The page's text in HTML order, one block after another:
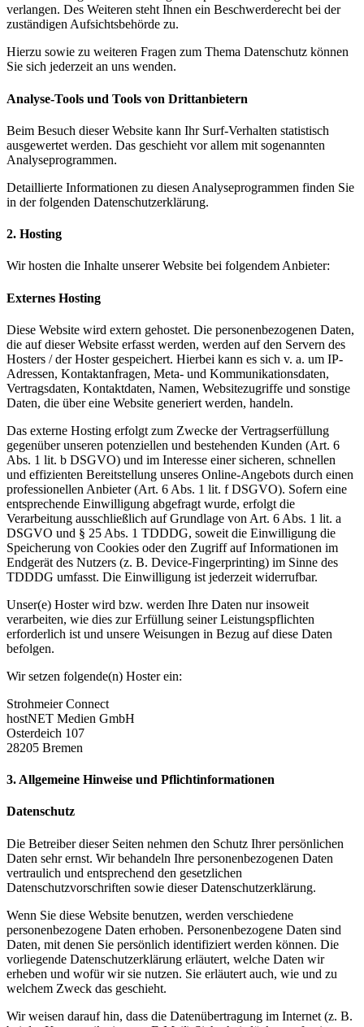
verlangen. Des Weiteren steht Ihnen ein Beschwerderecht bei der
zuständigen Aufsichtsbehörde zu.
Hierzu sowie zu weiteren Fragen zum Thema Datenschutz können
Sie sich jederzeit an uns wenden.
Analyse-Tools und Tools von Dritt­anbietern
Beim Besuch dieser Website kann Ihr Surf-Verhalten statistisch
ausgewertet werden. Das geschieht vor allem mit sogenannten
Analyseprogrammen.
Detaillierte Informationen zu diesen Analyseprogrammen finden Sie
in der folgenden Datenschutzerklärung.
2. Hosting
Wir hosten die Inhalte unserer Website bei folgendem Anbieter:
Externes Hosting
Diese Website wird extern gehostet. Die personenbezogenen Daten,
die auf dieser Website erfasst werden, werden auf den Servern des
Hosters / der Hoster gespeichert. Hierbei kann es sich v. a. um IP-
Adressen, Kontaktanfragen, Meta- und Kommunikationsdaten,
Vertragsdaten, Kontaktdaten, Namen, Websitezugriffe und sonstige
Daten, die über eine Website generiert werden, handeln.
Das externe Hosting erfolgt zum Zwecke der Vertragserfüllung
gegenüber unseren potenziellen und bestehenden Kunden (Art. 6
Abs. 1 lit. b DSGVO) und im Interesse einer sicheren, schnellen
und effizienten Bereitstellung unseres Online-Angebots durch einen
professionellen Anbieter (Art. 6 Abs. 1 lit. f DSGVO). Sofern eine
entsprechende Einwilligung abgefragt wurde, erfolgt die
Verarbeitung ausschließlich auf Grundlage von Art. 6 Abs. 1 lit. a
DSGVO und § 25 Abs. 1 TDDDG, soweit die Einwilligung die
Speicherung von Cookies oder den Zugriff auf Informationen im
Endgerät des Nutzers (z. B. Device-Fingerprinting) im Sinne des
TDDDG umfasst. Die Einwilligung ist jederzeit widerrufbar.
Unser(e) Hoster wird bzw. werden Ihre Daten nur insoweit
verarbeiten, wie dies zur Erfüllung seiner Leistungspflichten
erforderlich ist und unsere Weisungen in Bezug auf diese Daten
befolgen.
Wir setzen folgende(n) Hoster ein:
Strohmeier Connect
hostNET Medien GmbH
Osterdeich 107
28205 Bremen
3. Allgemeine Hinweise und Pflicht­informationen
Datenschutz
Die Betreiber dieser Seiten nehmen den Schutz Ihrer persönlichen
Daten sehr ernst. Wir behandeln Ihre personenbezogenen Daten
vertraulich und entsprechend den gesetzlichen
Datenschutzvorschriften sowie dieser Datenschutzerklärung.
Wenn Sie diese Website benutzen, werden verschiedene
personenbezogene Daten erhoben. Personenbezogene Daten sind
Daten, mit denen Sie persönlich identifiziert werden können. Die
vorliegende Datenschutzerklärung erläutert, welche Daten wir
erheben und wofür wir sie nutzen. Sie erläutert auch, wie und zu
welchem Zweck das geschieht.
Wir weisen darauf hin, dass die Datenübertragung im Internet (z. B.